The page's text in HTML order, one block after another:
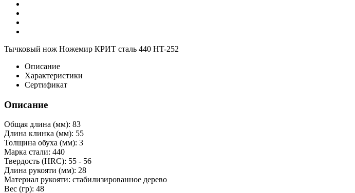
Тычковый нож Ножемир КРИТ сталь 440 HT-252
Описание
Характеристики
Сертификат
Описание
Общая длина (мм): 83
Длина клинка (мм): 55
Толщина обуха (мм): 3
Марка стали: 440
Твердость (HRC): 55 - 56
Длина рукояти (мм): 28
Материал рукояти: стабилизированное дерево
Вес (гр): 48